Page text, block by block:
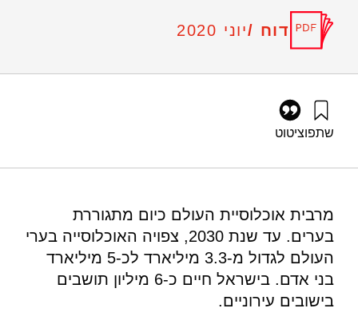
דוח /יוני 2020
שתפוציטוט
מרבית אוכלוסיית העולם כיום מתגוררת
בערים. עד שנת 2030, צפויה האוכלוסייה בערי
העולם לגדול מ-3.3 מיליארד לכ-5 מיליארד
בני אדם. בישראל חיים כ-6 מיליון תושבים
בישובים עירוניים.